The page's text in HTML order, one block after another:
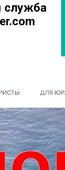
служба